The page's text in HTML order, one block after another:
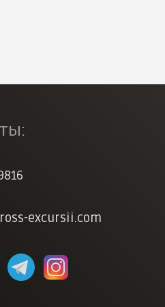
excursii.com